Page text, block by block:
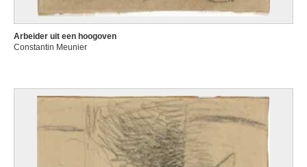
Arbeider uit een hoogoven
Constantin Meunier